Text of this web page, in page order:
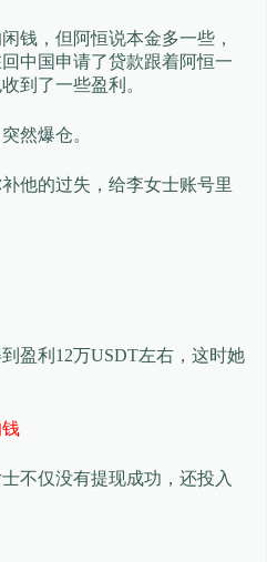
钱，但阿恒说本金多一些，
中国申请了贷款跟着阿恒一
到了一些盈利。
然爆仓。
他的过失，给李女士账号里
盈利12万USDT左右，这时她
不仅没有提现成功，还投入